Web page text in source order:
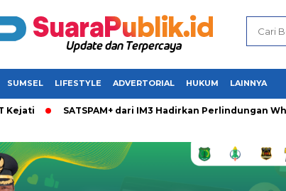
SUMSEL LIFESTYLE ADVERTORIAL HUKUM LAINNYA
SATSPAM+ dari IM3 Hadirkan Perlindungan